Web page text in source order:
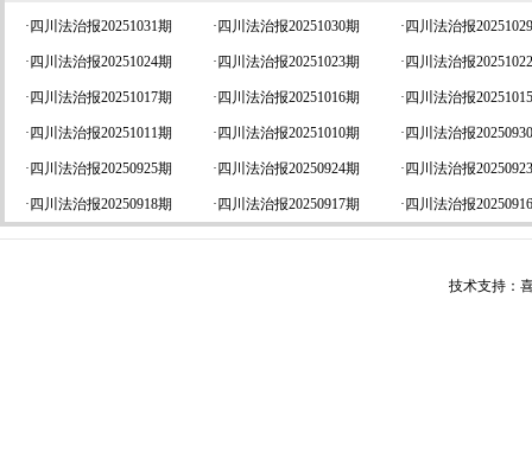
· 四川法治报20251031期 · 四川法治报20251030期 · 四川法治报
· 四川法治报20251024期 · 四川法治报20251023期 · 四川法治报
· 四川法治报20251017期 · 四川法治报20251016期 · 四川法治报
· 四川法治报20251011期 · 四川法治报20251010期 · 四川法治报
· 四川法治报20250925期 · 四川法治报20250924期 · 四川法治报
· 四川法治报20250918期 · 四川法治报20250917期 · 四川法治报
技术支持：